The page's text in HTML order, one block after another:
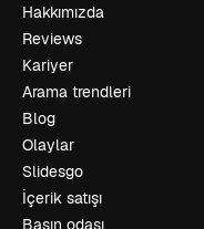
Hakkımızda
Reviews
Kariyer
Arama trendleri
Blog
Olaylar
Slidesgo
İçerik satışı
Basın odası